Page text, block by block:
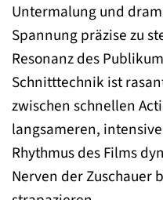
Untermalung und
Spannung präzise zu
Resonanz des
Schnitttechnik ist
zwischen schnellen
langsameren,
Rhythmus des Films
Nerven der Zuschauer